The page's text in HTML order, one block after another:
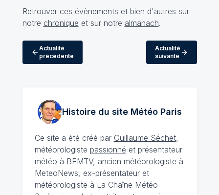
Retrouver ces évènements et bien d'autres sur
notre chronique et sur notre almanach.
Actualité
précédente
Actualité
suivante
Histoire du site MétéoParis
Ce site a été créé par Guillaume Séchet,
météorologiste passionné et présentateur
météo à BFMTV, ancien météorologiste à
MeteoNews, ex-présentateur et
météorologiste à La Chaîne Météo